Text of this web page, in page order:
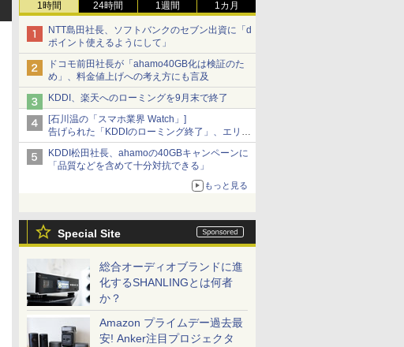
1時間 24時間 1週間 1カ月
NTT島田社長、ソフトバンクのセブン出資に「d
ポイント使えるようにして」
ドコモ前田社長が「ahamo40GB化は検証のた
め」、料金値上げへの考え方にも言及
KDDI、楽天へのローミングを9月末で終了
[石川温の「スマホ業界 Watch」]
告げられた「KDDIのローミング終了」、エリア
マップの落とし穴と楽天モバイルの課題
KDDI松田社長、ahamoの40GBキャンペーンに
「品質などを含めて十分対抗できる」
もっと見る
Special Site
総合オーディオブランドに進
化するSHANLINGとは何者
か？
Amazon プライムデー過去最
安! Anker注目プロジェクタ